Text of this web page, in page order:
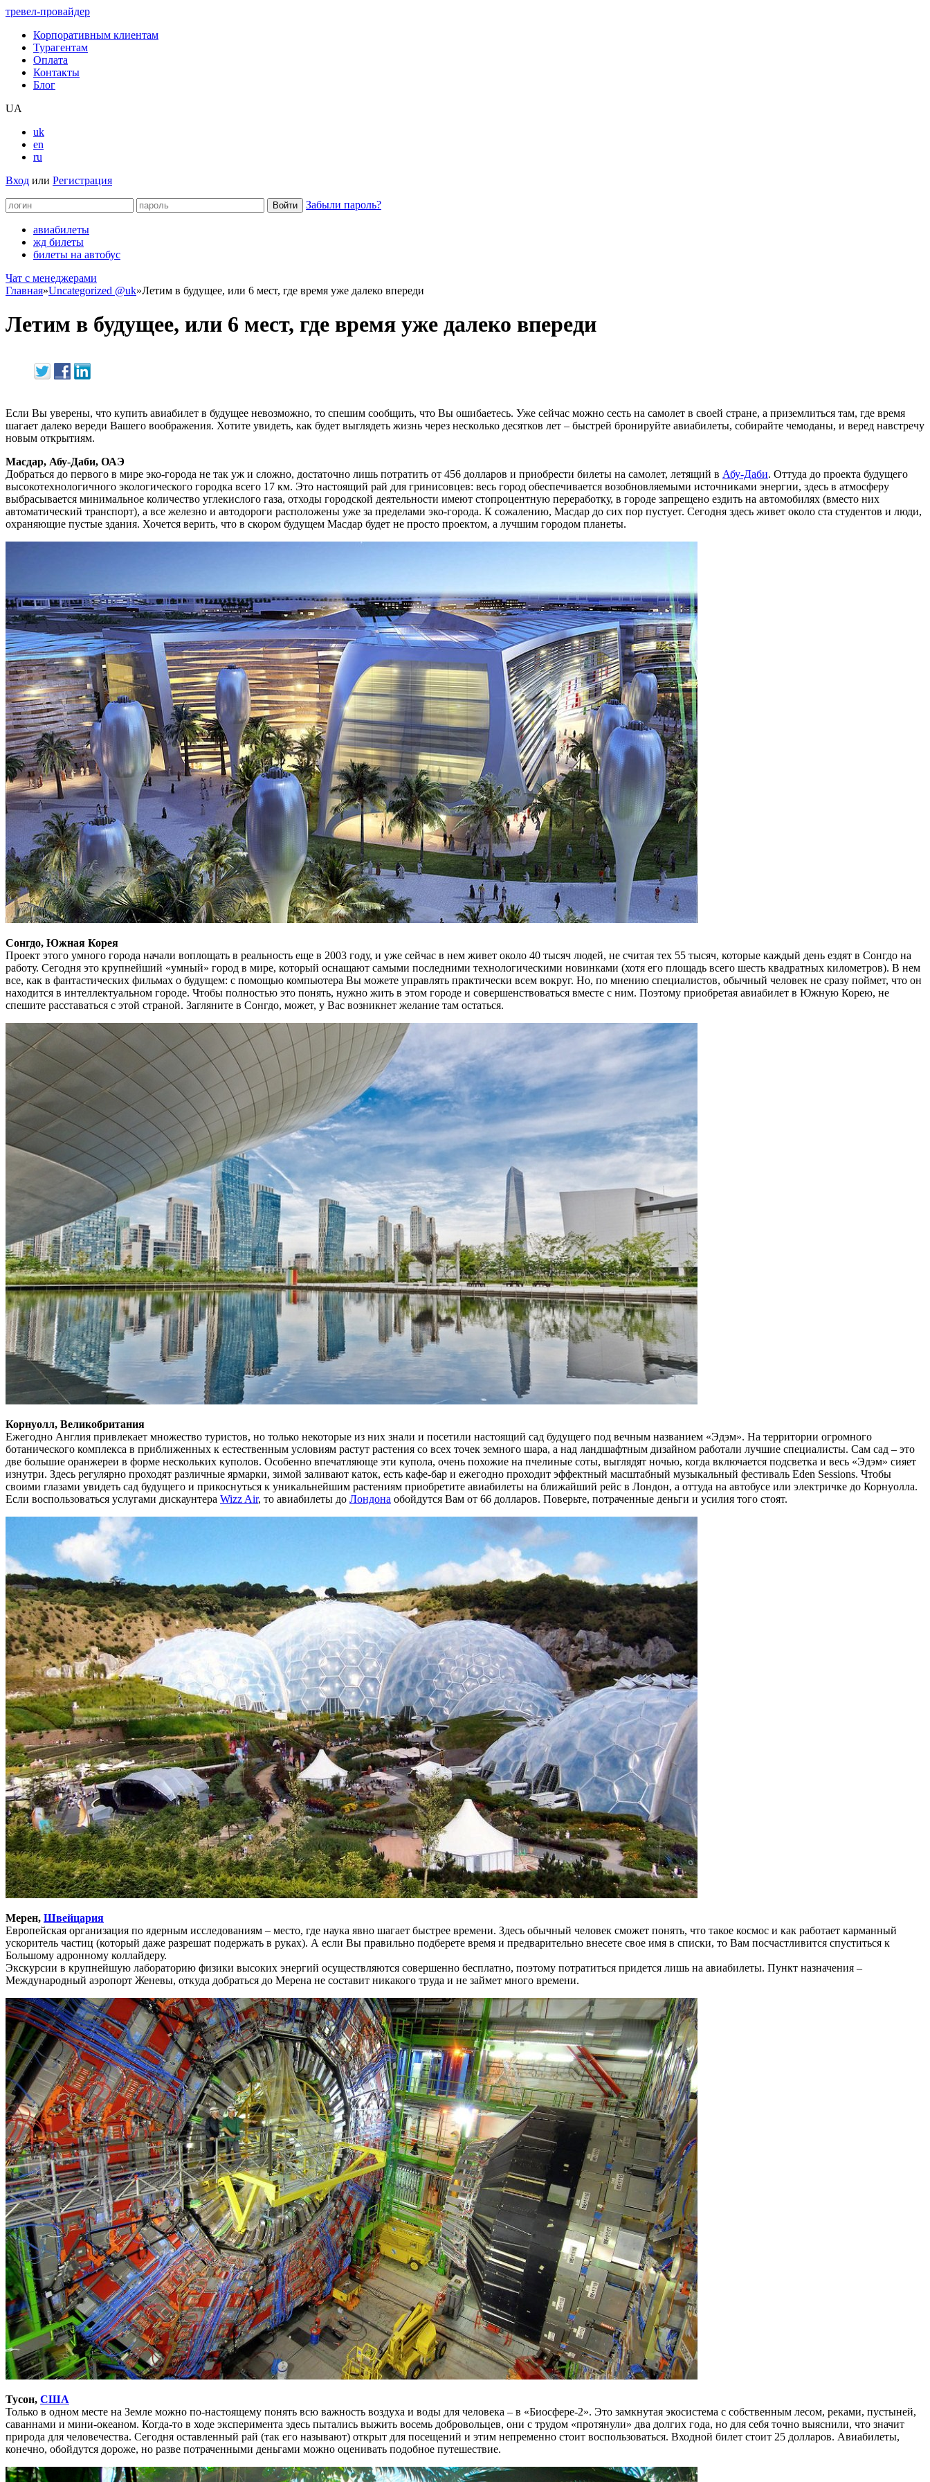
тревел-провайдер
Корпоративным клиентам
Турагентам
Оплата
Контакты
Блог
UA
uk
en
ru
Вход или Регистрация
Забыли пароль?
авиабилеты
жд билеты
билеты на автобус
Чат c менеджерами
Главная»Uncategorized @uk»Летим в будущее, или 6 мест, где время уже далеко впереди
Летим в будущее, или 6 мест, где время уже далеко впереди
Если Вы уверены, что купить авиабилет в будущее невозможно, то спешим сообщить, что Вы ошибаетесь. Уже сейчас можно сесть на самолет в своей стране, а приземлиться там, где время
шагает далеко вереди Вашего воображения. Хотите увидеть, как будет выглядеть жизнь через несколько десятков лет – быстрей бронируйте авиабилеты, собирайте чемоданы, и веред навстречу
новым открытиям.
Масдар, Абу-Даби, ОАЭ
Добраться до первого в мире эко-города не так уж и сложно, достаточно лишь потратить от 456 долларов и приобрести билеты на самолет, летящий в Абу-Даби. Оттуда до проекта будущего
высокотехнологичного экологического городка всего 17 км. Это настоящий рай для гринисовцев: весь город обеспечивается возобновляемыми источниками энергии, здесь в атмосферу
выбрасывается минимальное количество углекислого газа, отходы городской деятельности имеют стопроцентную переработку, в городе запрещено ездить на автомобилях (вместо них
автоматический транспорт), а все железно и автодороги расположены уже за пределами эко-города. К сожалению, Масдар до сих пор пустует. Сегодня здесь живет около ста студентов и люди,
охраняющие пустые здания. Хочется верить, что в скором будущем Масдар будет не просто проектом, а лучшим городом планеты.
Сонгдо, Южная Корея
Проект этого умного города начали воплощать в реальность еще в 2003 году, и уже сейчас в нем живет около 40 тысяч людей, не считая тех 55 тысяч, которые каждый день ездят в Сонгдо на
работу. Сегодня это крупнейший «умный» город в мире, который оснащают самыми последними технологическими новинками (хотя его площадь всего шесть квадратных километров). В нем
все, как в фантастических фильмах о будущем: с помощью компьютера Вы можете управлять практически всем вокруг. Но, по мнению специалистов, обычный человек не сразу поймет, что он
находится в интеллектуальном городе. Чтобы полностью это понять, нужно жить в этом городе и совершенствоваться вместе с ним. Поэтому приобретая авиабилет в Южную Корею, не
спешите расставаться с этой страной. Загляните в Сонгдо, может, у Вас возникнет желание там остаться.
Корнуолл, Великобритания
Ежегодно Англия привлекает множество туристов, но только некоторые из них знали и посетили настоящий сад будущего под вечным названием «Эдэм». На территории огромного
ботанического комплекса в приближенных к естественным условиям растут растения со всех точек земного шара, а над ландшафтным дизайном работали лучшие специалисты. Сам сад – это
две большие оранжереи в форме нескольких куполов. Особенно впечатляюще эти купола, очень похожие на пчелиные соты, выглядят ночью, когда включается подсветка и весь «Эдэм» сияет
изнутри. Здесь регулярно проходят различные ярмарки, зимой заливают каток, есть кафе-бар и ежегодно проходит эффектный масштабный музыкальный фестиваль Eden Sessions. Чтобы
своими глазами увидеть сад будущего и прикоснуться к уникальнейшим растениям приобретите авиабилеты на ближайший рейс в Лондон, а оттуда на автобусе или электричке до Корнуолла.
Если воспользоваться услугами дискаунтера Wizz Air, то авиабилеты до Лондона обойдутся Вам от 66 долларов. Поверьте, потраченные деньги и усилия того стоят.
Мерен, Швейцария
Европейская организация по ядерным исследованиям – место, где наука явно шагает быстрее времени. Здесь обычный человек сможет понять, что такое космос и как работает карманный
ускоритель частиц (который даже разрешат подержать в руках). А если Вы правильно подберете время и предварительно внесете свое имя в списки, то Вам посчастливится спуститься к
Большому адронному коллайдеру.
Экскурсии в крупнейшую лабораторию физики высоких энергий осуществляются совершенно бесплатно, поэтому потратиться придется лишь на авиабилеты. Пункт назначения –
Международный аэропорт Женевы, откуда добраться до Мерена не составит никакого труда и не займет много времени.
Тусон, США
Только в одном месте на Земле можно по-настоящему понять всю важность воздуха и воды для человека – в «Биосфере-2». Это замкнутая экосистема с собственным лесом, реками, пустыней,
саваннами и мини-океаном. Когда-то в ходе эксперимента здесь пытались выжить восемь добровольцев, они с трудом «протянули» два долгих года, но для себя точно выяснили, что значит
природа для человечества. Сегодня оставленный рай (так его называют) открыт для посещений и этим непременно стоит воспользоваться. Входной билет стоит 25 долларов. Авиабилеты,
конечно, обойдутся дороже, но разве потраченными деньгами можно оценивать подобное путешествие.